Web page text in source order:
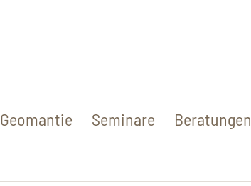
Geomantie Seminare Beratungen